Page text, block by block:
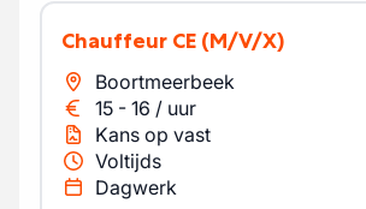
Chauffeur CE (M/V/X)
Boortmeerbeek
15 - 16 / uur
Kans op vast
Voltijds
Dagwerk